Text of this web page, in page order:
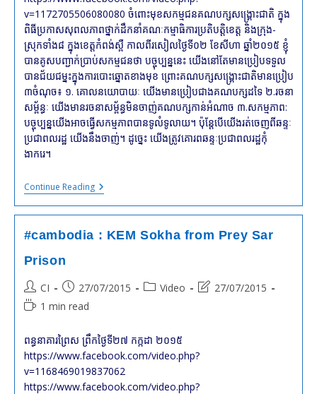
v=1172705506080080 ចំពោះមុខសកម្មជនគណបក្សសង្គ្រោះជាតិ ក្នុង
ពិធីប្រកាសសុពលភាពថ្នាក់ដឹកនាំគណៈកម្មាធិការប្រតិបត្តិខេត្ត និងក្រុង-
ស្រុកទាំង៨ ក្នុងខេត្តកំពង់ស្ពឺ កាលពីរសៀលថ្ងៃទី០២ ខែសីហា ឆ្នាំ២០១៥ ខ្ញុំ
បានគូសបញ្ជាក់ប្រាប់សកម្មជនថា បច្ចុប្បន្ននេះ យើងនៅតែមានប្រៀបទទួល
បានជ័យជម្នះក្នុងការបោះឆ្នោតខាងមុខ ព្រោះគណបក្សសង្គ្រោះជាតិមានប្រៀប
៣ចំណុច៖ ១. គោលនយោបាយៈ យើងមានប្រៀបជាងគណបក្សដទៃ ២.រចនា
សម្ព័ន្ធៈ យើងមានរចនាសម្ព័ន្ធមិនចាញ់គណបក្សកាន់អំណាច ៣.សកម្មភាព:
បច្ចុប្បន្នយើងអាចធ្វើសកម្មភាពបានទូលំទូលាយ។ ប៉ុន្តែបើយើងរត់ចេញពីឆន្ទៈ
ប្រជាពលរដ្ឋ យើងនឹងចាញ់។ ដូច្នេះ យើងត្រូវគោរពឆន្ទៈប្រជាពលរដ្ឋកុំ
ងាករេ។
Continue Reading#cambodia
:
KEM
In
Kampong
#cambodia : KEM Sokha from Prey Sar
Prison
Post
author:
CI
Post
published:
27/07/2015
PostVideo
Post27/07/2015
Reading1 min read
ពន្ធនាគារព្រៃស ព្រឹកថ្ងៃទី២៧ កក្កដា ២០១៥
https://www.facebook.com/video.php?
v=1168469019837062
https://www.facebook.com/video.php?